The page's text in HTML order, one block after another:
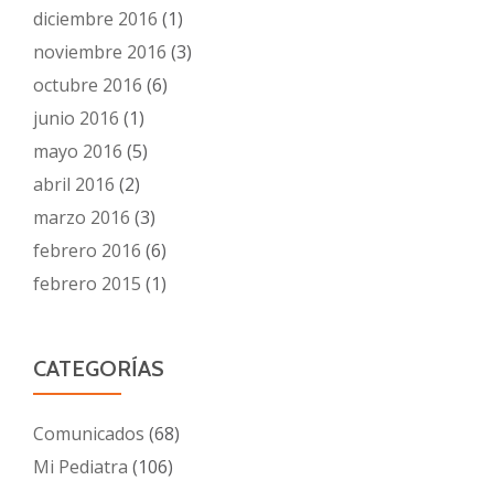
diciembre 2016 (1)
noviembre 2016 (3)
octubre 2016 (6)
junio 2016 (1)
mayo 2016 (5)
abril 2016 (2)
marzo 2016 (3)
febrero 2016 (6)
febrero 2015 (1)
CATEGORÍAS
Comunicados (68)
Mi Pediatra (106)